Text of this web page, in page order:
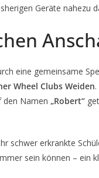
Geräte nahezu
eine gemeinsame
Wheel Clubs Weiden
den Namen „Robert“
schwer erkrankte
sein können – ein